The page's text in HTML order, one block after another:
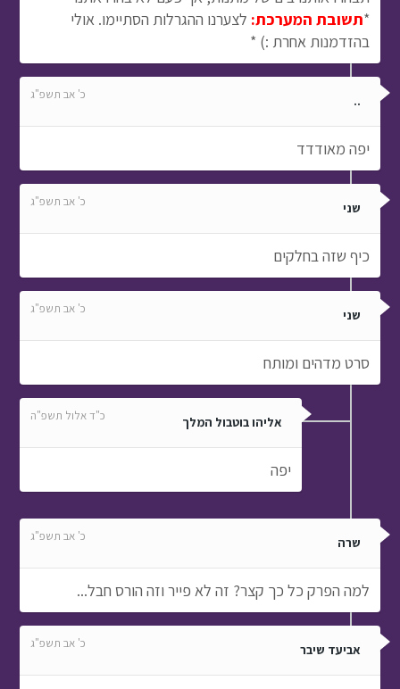
*תשובת המערכת: לצערנו ההגרלות הסתיימו. אולי
בהזדמנות אחרת :) *
.. כ' אב תשפ"ג
יפה מאודדד
שני כ' אב תשפ"ג
כיף שזה בחלקים
שני כ' אב תשפ"ג
סרט מדהים ומותח
אליהו בוטבול המלך כ"ד אלול תשפ"ה
יפה
שרה כ' אב תשפ"ג
למה הפרק כל כך קצר? זה לא פייר וזה הורס חבל...
אביעד שיבר כ' אב תשפ"ג